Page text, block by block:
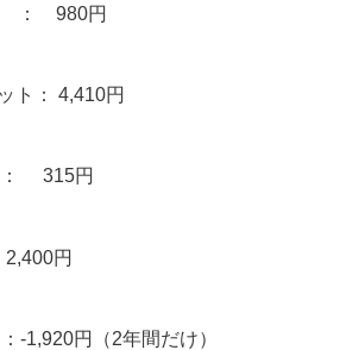
： 980円
ト： 4,410円
： 315円
円
円（2年間だけ）